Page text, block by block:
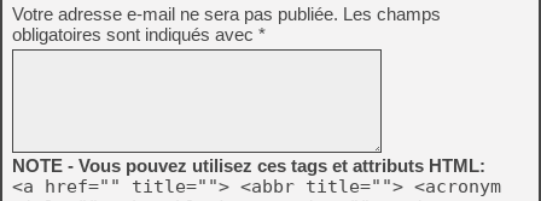
Votre adresse e-mail ne sera pas publiée. Les champs
obligatoires sont indiqués avec *
NOTE - Vous pouvez utilisez ces tags et attributs HTML:
<a href="" title=""> <abbr title=""> <acronym